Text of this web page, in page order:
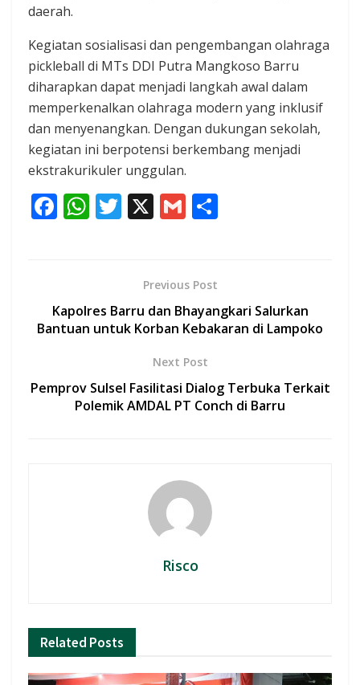
daerah.
Kegiatan sosialisasi dan pengembangan olahraga
pickleball di MTs DDI Putra Mangkoso Barru
diharapkan dapat menjadi langkah awal dalam
memperkenalkan olahraga modern yang inklusif
dan menyenangkan. Dengan dukungan sekolah,
kegiatan ini berpotensi berkembang menjadi
ekstrakurikuler unggulan.
F
o
o
W
A
p
T
er
X G
l
Previous Post
Kapolres Barru dan Bhayangkari Salurkan
Bantuan untuk Korban Kebakaran di Lampoko
Next Post
Pemprov Sulsel Fasilitasi Dialog Terbuka Terkait
Polemik AMDAL PT Conch di Barru
Risco
Related Posts